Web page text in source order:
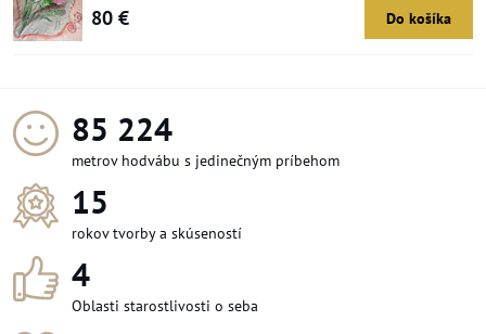
80 € Do košíka
96 036
metrov hodvábu s jedinečným príbehom
15
rokov tvorby a skúseností
4
Oblasti starostlivosti o seba